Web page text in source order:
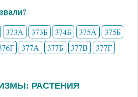
373А 373Б 374Б 375А
375Б
377А 377Б 377В
377Г
РАСТЕНИЯ